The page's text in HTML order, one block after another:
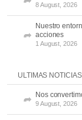
8 August, 2026
Nuestro
acciones
1 August, 2026
ULTIMAS NOTICIAS
Nos
9 August, 2026